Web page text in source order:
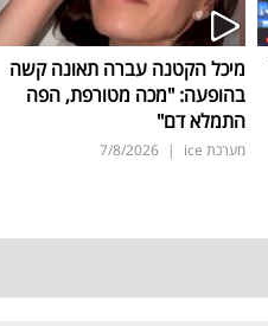
מיכל הקטנה עברה תאונה קשה
בהופעה: "מכה מטורפת, הפה
התמלא דם"
מערכת ice |
7/8/2026